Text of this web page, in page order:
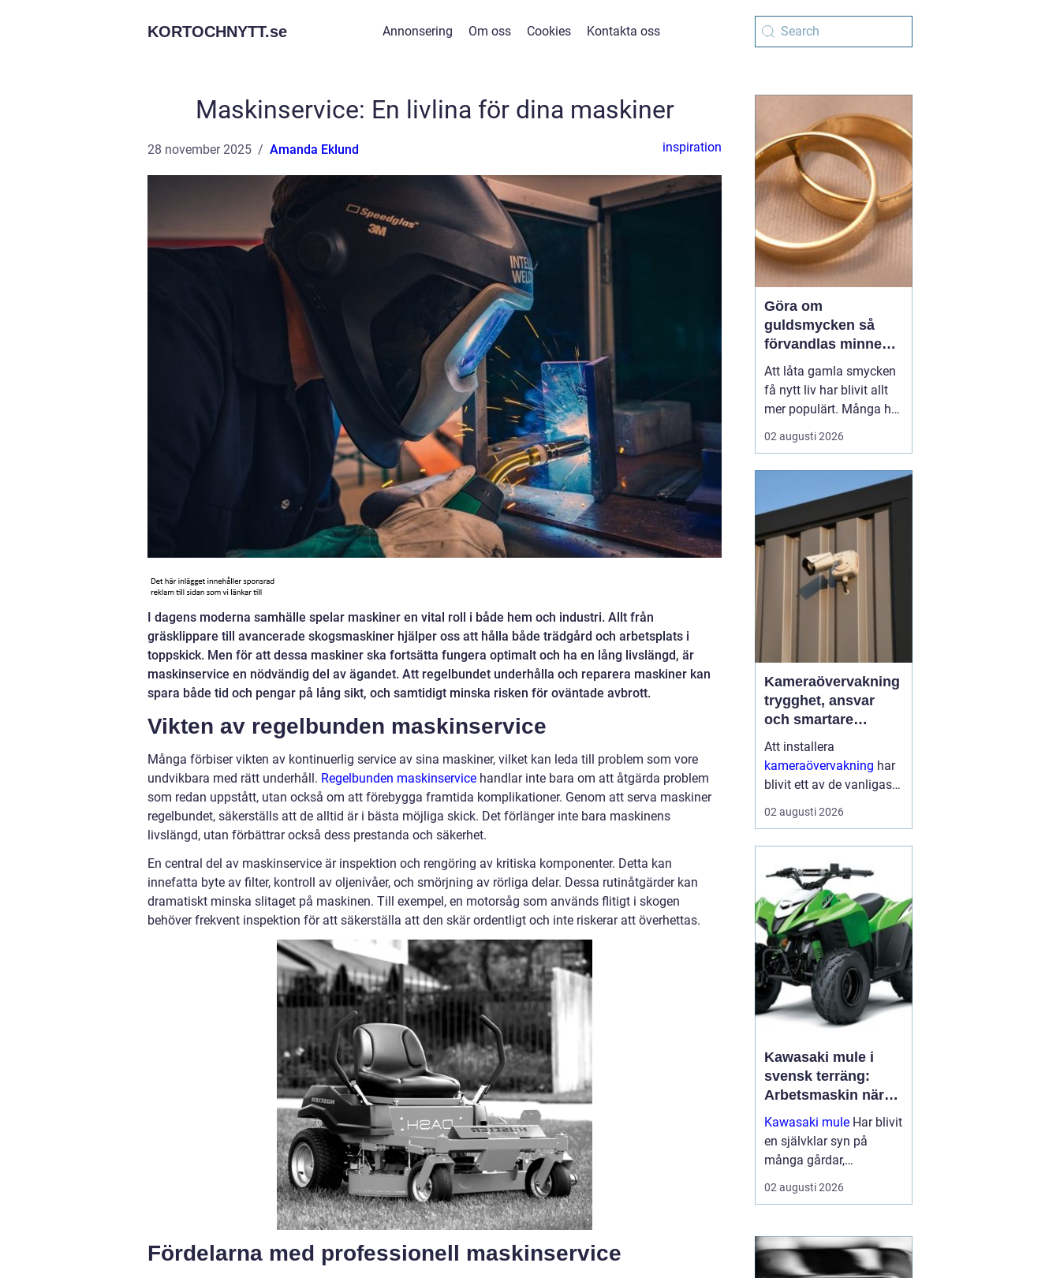
KORTOCHNYTT.se Annonsering Om oss Cookies Kontakta oss
Maskinservice: En livlina för dina maskiner
28 november 2025 Amanda Eklund inspiration
I dagens moderna samhälle spelar maskiner en vital roll i både hem och industri. Allt från
gräsklippare till avancerade skogsmaskiner hjälper oss att hålla både trädgård och arbetsplats i
toppskick. Men för att dessa maskiner ska fortsätta fungera optimalt och ha en lång livslängd, är
maskinservice en nödvändig del av ägandet. Att regelbundet underhålla och reparera maskiner kan
spara både tid och pengar på lång sikt, och samtidigt minska risken för oväntade avbrott.
Vikten av regelbunden maskinservice
Många förbiser vikten av kontinuerlig service av sina maskiner, vilket kan leda till problem som vore
undvikbara med rätt underhåll. Regelbunden maskinservice handlar inte bara om att åtgärda problem
som redan uppstått, utan också om att förebygga framtida komplikationer. Genom att serva maskiner
regelbundet, säkerställs att de alltid är i bästa möjliga skick. Det förlänger inte bara maskinens
livslängd, utan förbättrar också dess prestanda och säkerhet.
En central del av maskinservice är inspektion och rengöring av kritiska komponenter. Detta kan
innefatta byte av filter, kontroll av oljenivåer, och smörjning av rörliga delar. Dessa rutinåtgärder kan
dramatiskt minska slitaget på maskinen. Till exempel, en motorsåg som används flitigt i skogen
behöver frekvent inspektion för att säkerställa att den skär ordentligt och inte riskerar att överhettas.
Fördelarna med professionell maskinservice
Göra om
guldsmycken så
förvandlas minnen
till nya favoriter
Att låta gamla smycken
få nytt liv har blivit allt
mer populärt. Många har
ärvda ringar, kedjor eller
örhängen som mest
starkt känslomässigt
värde. Genom
att ...
02 augusti 2026
Kameraövervakning
trygghet, ansvar
och smartare
säkerhet i vardagen
Att installera
kameraövervakning har
blivit ett av de vanligaste
sätten att öka tryggheten
i både hem och företag.
överblick, avskräcker
från brott och kan hj...
02 augusti 2026
Kawasaki mule i
svensk terräng:
Arbetsmaskin när
det verkligen gäller
Kawasaki mule Har blivit
en självklar syn på
många gårdar,
entreprenadarbeten och
jaktmarker runt om i
kombinerar ege...
02 augusti 2026